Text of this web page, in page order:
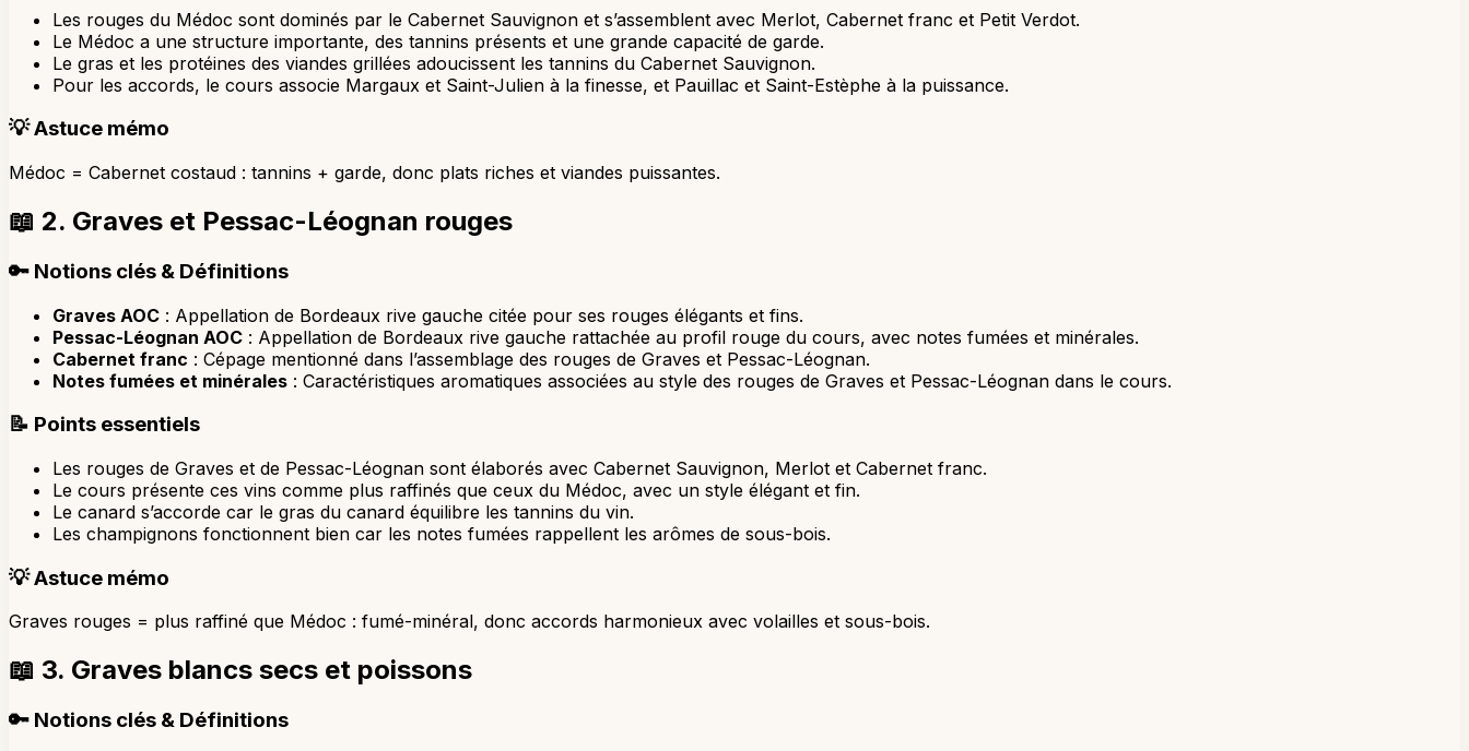
Les rouges du Médoc sont dominés par le Cabernet Sauvignon et s’assemblent avec Merlot, Cabernet franc et Petit Verdot.
Le Médoc a une structure importante, des tannins présents et une grande capacité de garde.
Le gras et les protéines des viandes grillées adoucissent les tannins du Cabernet Sauvignon.
Pour les accords, le cours associe Margaux et Saint-Julien à la finesse, et Pauillac et Saint-Estèphe à la puissance.
💡Astuce mémo
Médoc = Cabernet costaud : tannins + garde, donc plats riches et viandes puissantes.
📖 2. Graves et Pessac-Léognan rouges
🔑 Notions clés & Définitions
Graves AOC : Appellation de Bordeaux rive gauche citée pour ses rouges élégants et fins.
Pessac-Léognan AOC : Appellation de Bordeaux rive gauche rattachée au profil rouge du cours, avec notes fumées et minérales.
Cabernet franc : Cépage mentionné dans l’assemblage des rouges de Graves et Pessac-Léognan.
Notes fumées et minérales : Caractéristiques aromatiques associées au style des rouges de Graves et Pessac-Léognan dans le cours.
📝 Points essentiels
Les rouges de Graves et de Pessac-Léognan sont élaborés avec Cabernet Sauvignon, Merlot et Cabernet franc.
Le cours présente ces vins comme plus raffinés que ceux du Médoc, avec un style élégant et fin.
Le canard s’accorde car le gras du canard équilibre les tannins du vin.
Les champignons fonctionnent bien car les notes fumées rappellent les arômes de sous-bois.
💡Astuce mémo
Graves rouges = plus raffiné que Médoc : fumé-minéral, donc accords harmonieux avec volailles et sous-bois.
📖 3. Graves blancs secs et poissons
🔑 Notions clés & Définitions